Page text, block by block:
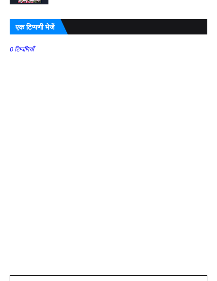
एक टिप्पणी भेजें
0 टिप्पणियाँ